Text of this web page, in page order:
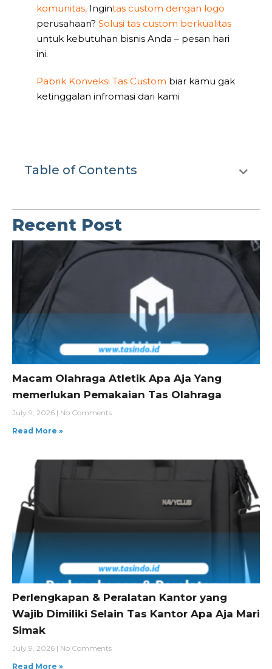
komunitas, Ingintas custom dengan logo
perusahaan? Solusi tas custom berkualitas
untuk kebutuhan bisnis Anda – pesan hari
ini.
Pabrik Konveksi Tas Custom biar kamu gak
ketinggalan infromasi dari kami
Table of Contents
Recent Post
Macam Olahraga Atletik Apa Aja Yang
memerlukan Pemakaian Tas Olahraga
July 9, 2026
No Comments
Read More »
Perlengkapan & Peralatan Kantor yang
Wajib Dimiliki Selain Tas Kantor Apa Aja Mari
Simak
July 9, 2026
No Comments
Read More »